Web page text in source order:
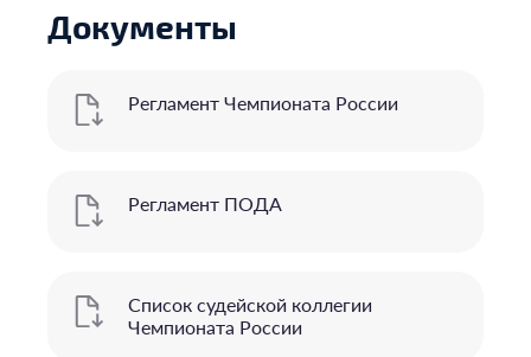
Документы
Регламент Чемпионата России
Регламент ПОДА
Список судейской коллегии
Чемпионата России